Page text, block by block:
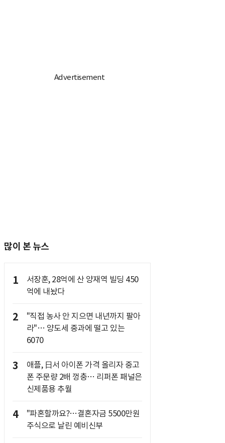
많이 본 뉴스
1
서장훈, 28억에 산 양재역 빌딩 450
억에 내놨다
2
"직접 농사 안 지으면 내년까지 팔아
라"… 양도세 중과에 떨고 있는
6070
3
애플, 日서 아이폰 가격 올리자 중고
폰 주문량 2배 껑충… 리퍼폰 패널은
신제품용 추월
4
"파혼할까요?…결혼자금 5500만원
주식으로 날린 예비신부